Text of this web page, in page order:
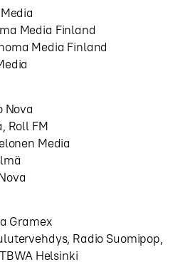
Media Finland
Media Finland
Nova
Roll FM
Media
Gramex
Radio Suomipop,
Helsinki